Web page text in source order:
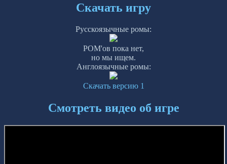
Скачать игру
Русскоязычные ромы:
РОМ'ов пока нет,
но мы ищем.
Англоязычные ромы:
Скачать версию 1
Смотреть видео об игре